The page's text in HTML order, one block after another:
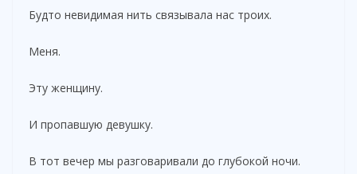
Будто невидимая нить связывала нас троих.
Меня.
Эту женщину.
И пропавшую девушку.
В тот вечер мы разговаривали до глубокой ночи.